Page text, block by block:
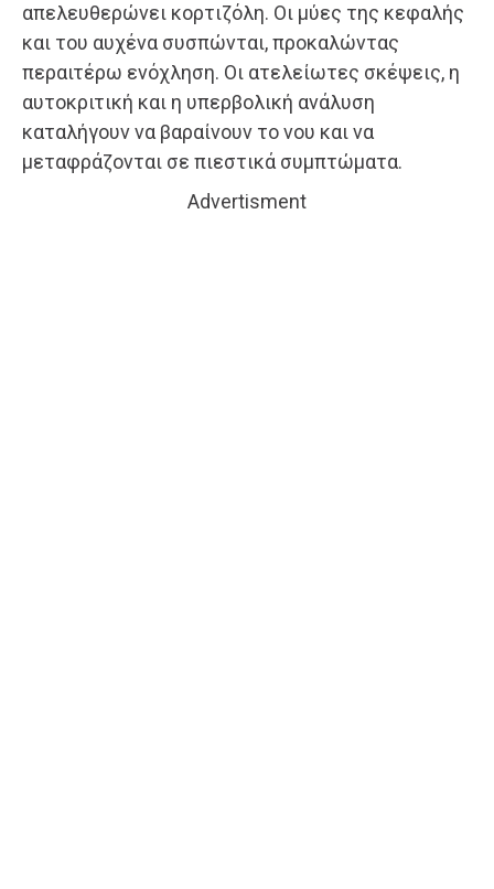
απελευθερώνει κορτιζόλη. Οι μύες της κεφαλής
και του αυχένα συσπώνται, προκαλώντας
περαιτέρω ενόχληση. Οι ατελείωτες σκέψεις, η
αυτοκριτική και η υπερβολική ανάλυση
καταλήγουν να βαραίνουν το νου και να
μεταφράζονται σε πιεστικά συμπτώματα.
Advertisment